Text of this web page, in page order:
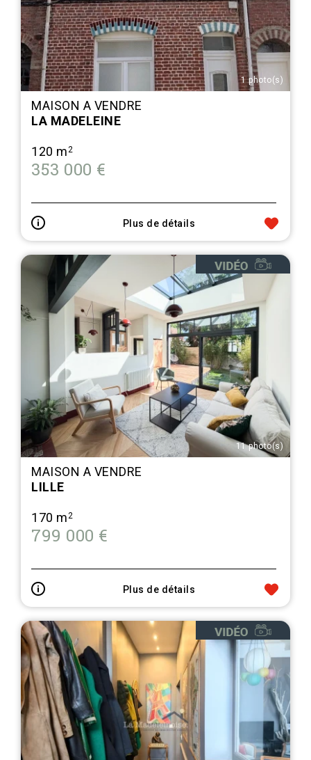
1 photo(s)
MAISON A VENDRE
LA MADELEINE
120 m2
353 000 €
Plus de détails
11 photo(s)
MAISON A VENDRE
LILLE
170 m2
799 000 €
Plus de détails